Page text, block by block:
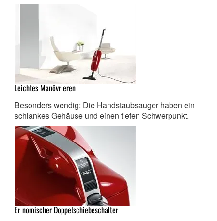
Leichtes Manövrieren
Besonders wendig: Die Handstaubsauger haben ein
schlankes Gehäuse und einen tiefen Schwerpunkt.
Er nomischer Doppelschiebeschalter